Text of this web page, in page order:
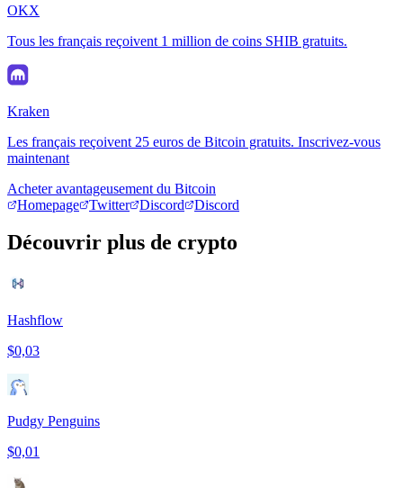
OKX
Tous les français reçoivent 1 million de coins SHIB gratuits.
Kraken
Les français reçoivent 25 euros de Bitcoin gratuits. Inscrivez-vous
maintenant
Acheter avantageusement du Bitcoin
Homepage
Twitter Discord Discord
Découvrir plus de crypto
Hashflow
$0,03
Pudgy Penguins
$0,01